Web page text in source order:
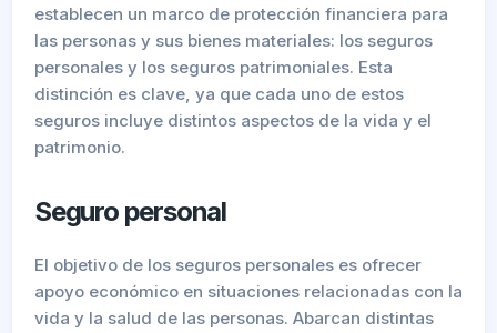
establecen un marco de protección financiera para
las personas y sus bienes materiales: los seguros
personales y los seguros patrimoniales. Esta
distinción es clave, ya que cada uno de estos
seguros incluye distintos aspectos de la vida y el
patrimonio.
Seguro personal
El objetivo de los seguros personales es ofrecer
apoyo económico en situaciones relacionadas con la
vida y la salud de las personas. Abarcan distintas